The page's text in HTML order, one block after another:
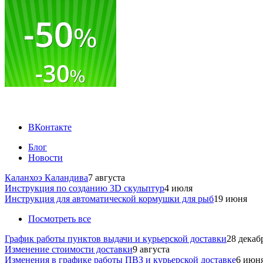
ВКонтакте
Блог
Новости
Каланхоэ Каландива7 августа
Инструкция по созданию 3D скульптур4 июля
Инструкция для автоматической кормушки для рыб19 июня
Посмотреть все
График работы пунктов выдачи и курьерской доставки28
Изменение стоимости доставки9 августа
Изменения в графике работы ПВЗ и курьерской доставке6